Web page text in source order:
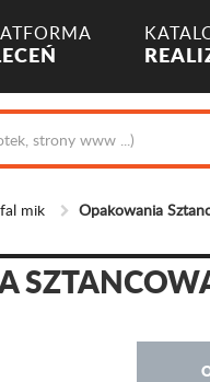
mik Opakowania